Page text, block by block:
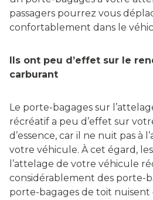
passagers pourrez vous
confortablement dans le
Ils ont peu d’effet sur le
carburant
Le porte-bagages sur
récréatif a peu d’effet sur
d’essence, car il ne nuit pas à
votre véhicule. À cet égard,
l’attelage de votre véhicule
considérablement des porte-
porte-bagages de toit nuisent